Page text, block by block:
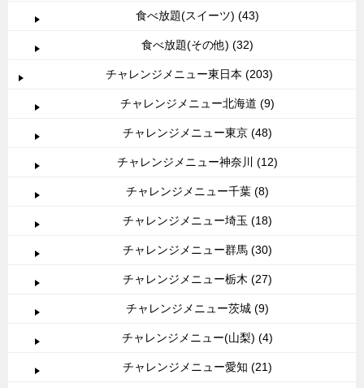
食べ放題(スイーツ) (43)
食べ放題(その他) (32)
チャレンジメニュー東日本 (203)
チャレンジメニュー北海道 (9)
チャレンジメニュー東京 (48)
チャレンジメニュー神奈川 (12)
チャレンジメニュー千葉 (8)
チャレンジメニュー埼玉 (18)
チャレンジメニュー群馬 (30)
チャレンジメニュー栃木 (27)
チャレンジメニュー茨城 (9)
チャレンジメニュー(山梨) (4)
チャレンジメニュー愛知 (21)